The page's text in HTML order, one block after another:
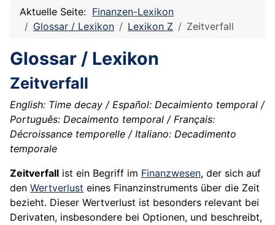
Aktuelle Seite: Finanzen-Lexikon
Glossar / Lexikon
Lexikon Z Zeitverfall
Glossar / Lexikon
Zeitverfall
English: Time decay / Español: Decaimiento temporal /
Português: Decaimento temporal / Français:
Décroissance temporelle / Italiano: Decadimento
temporale
Zeitverfall ist ein Begriff im Finanzwesen, der sich auf
den Wertverlust eines Finanzinstruments über die Zeit
bezieht. Dieser Wertverlust ist besonders relevant bei
Derivaten, insbesondere bei Optionen, und beschreibt,